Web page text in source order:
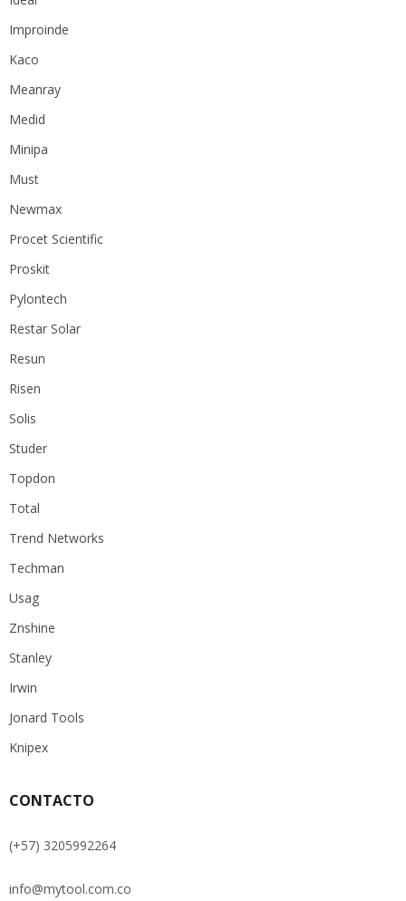
Improinde
Kaco
Meanray
Medid
Minipa
Must
Newmax
Procet Scientific
Proskit
Pylontech
Restar Solar
Resun
Risen
Solis
Studer
Topdon
Total
Trend Networks
Techman
Usag
Znshine
Stanley
Irwin
Jonard Tools
Knipex
CONTACTO
(+57) 3205992264
info@mytool.com.co